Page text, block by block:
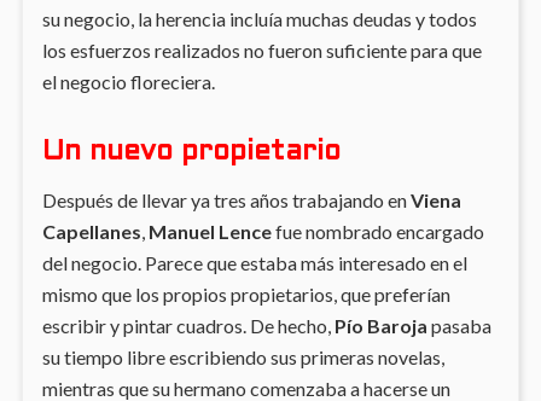
su negocio, la herencia incluía muchas deudas y todos
los esfuerzos realizados no fueron suficiente para que
el negocio floreciera.
Un nuevo propietario
Después de llevar ya tres años trabajando enViena
Capellanes, Manuel Lencefue nombrado encargado
del negocio. Parece que estaba más interesado en el
mismo que los propios propietarios, que preferían
escribir y pintar cuadros. De hecho, Pío Baroja pasaba
su tiempo libre escribiendo sus primeras novelas,
mientras que su hermano comenzaba a hacerse un